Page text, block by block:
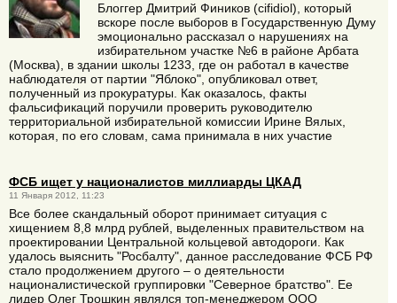
Блоггер Дмитрий Фиников (cifidiol), который
вскоре после выборов в Государственную Думу
эмоционально рассказал о нарушениях на
избирательном участке №6 в районе Арбата
(Москва), в здании школы 1233, где он работал в качестве
наблюдателя от партии "Яблоко", опубликовал ответ,
полученный из прокуратуры. Как оказалось, факты
фальсификаций поручили проверить руководителю
территориальной избирательной комиссии Ирине Вялых,
которая, по его словам, сама принимала в них участие
ФСБ ищет у националистов миллиарды ЦКАД
11 Января 2012, 11:23
Все более скандальный оборот принимает ситуация с
хищением 8,8 млрд рублей, выделенных правительством на
проектировании Центральной кольцевой автодороги. Как
удалось выяснить "Росбалту", данное расследование ФСБ РФ
стало продолжением другого – о деятельности
националистической группировки "Северное братство". Ее
лидер Олег Трошкин являлся топ-менеджером ООО